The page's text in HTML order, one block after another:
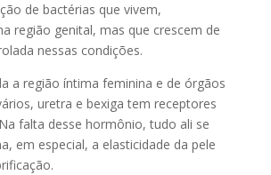
de bactérias que vivem,
região genital, mas que crescem de
nessas condições.
a região íntima feminina e de órgãos
uretra e bexiga tem receptores
falta desse hormônio, tudo ali se
em especial, a elasticidade da pele